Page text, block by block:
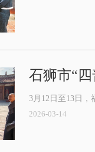
石狮市“
3月12日至13日，
2026-03-14